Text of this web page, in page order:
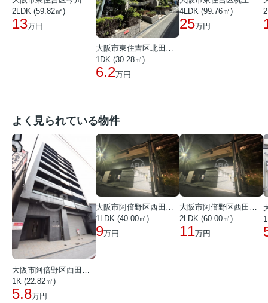
2LDK (59.82㎡)
13万円
大阪市東住吉区北田辺１丁目
1DK (30.28㎡)
6.2万円
4LDK (99.76㎡)
25万円
よく見られている物件
大阪市阿倍野区西田辺町１丁目
1K (22.82㎡)
5.8万円
大阪市阿倍野区西田辺町１丁目
1LDK (40.00㎡)
9万円
大阪市阿倍野区西田辺町１丁目
2LDK (60.00㎡)
11万円